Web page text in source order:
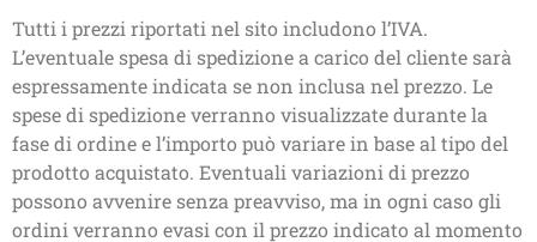
Tutti i prezzi riportati nel sito includono l’IVA.
L’eventuale spesa di spedizione a carico del cliente sarà
espressamente indicata se non inclusa nel prezzo. Le
spese di spedizione verranno visualizzate durante la
fase di ordine e l’importo può variare in base al tipo del
prodotto acquistato. Eventuali variazioni di prezzo
possono avvenire senza preavviso, ma in ogni caso gli
ordini verranno evasi con il prezzo indicato al momento